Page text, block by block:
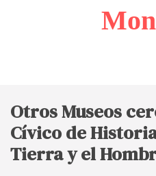
Otros Museos
Cívico de
Tierra y el